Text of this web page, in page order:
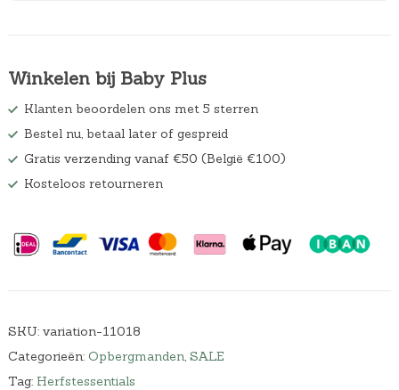
Winkelen bij Baby Plus
Klanten beoordelen ons met 5 sterren
Bestel nu, betaal later of gespreid
Gratis verzending vanaf €50 (België €100)
Kosteloos retourneren
SKU: variation-11018
Categorieën: Opbergmanden, SALE
Tag: Herfstessentials